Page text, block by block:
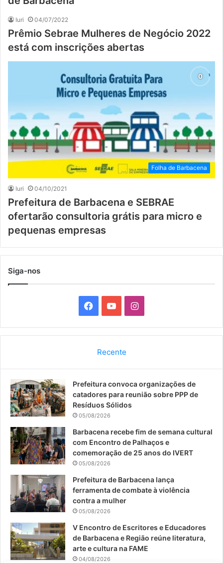
Iuri 04/07/2022
Prêmio Sebrae Mulheres de Negócio 2022
está com inscrições abertas
Folha de Barbacena
Iuri 04/10/2021
Prefeitura de Barbacena e SEBRAE
ofertarão consultoria grátis para micro e
pequenas empresas
Siga-nos
a
b
o
k
o
u
b
I
n
a
a
Recente
Prefeitura convoca organizações de
catadores para reunião sobre PPP de
Resíduos Sólidos
05/08/2026
Barbacena recebe fim de semana cultural
com Encontro de Palhaços e
comemoração de 25 anos do IVERT
05/08/2026
Prefeitura de Barbacena lança
ferramenta de combate à violência
contra a mulher
05/08/2026
V Encontro de Escritores e Educadores
de Barbacena e Região reúne literatura,
arte e cultura na FAME
04/08/2026